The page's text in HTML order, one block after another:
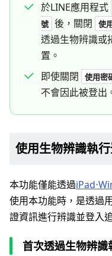
於LINE應用程式
號 後，關閉 使
透過生物辨識或
置。
即使關閉
使用密
不會因此被登出
使用生物辨識執
本功能僅能透過
使用本功能時，是透過
證資訊進行辨識並登入
首次透過生物辨識